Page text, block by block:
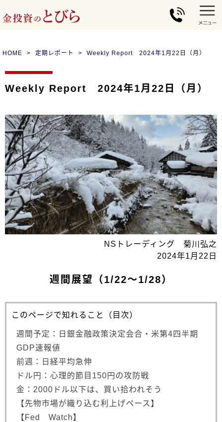
HOME 定期レポート Weekly Report 2024年1月22日（月）
Weekly Report 2024年1月22日（月）
NSトレーディング 菊川弘之
2024年1月22日
週間展望（1/22～1/28）
このページで知れること（目次）
週間予定：日銀金融政策決定会合・米第4四半期
GDP速報値
前週：日経平均急伸
ドル円：心理的節目150円の攻防戦
金：2000ドル以下は、買い拾われそう
【先物市場が織り込む利上げペース】
【Fed Watch】